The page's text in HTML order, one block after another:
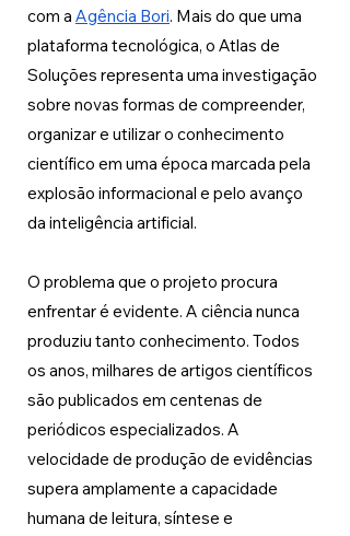
com a Agência Bori. Mais do que uma
plataforma tecnológica, o Atlas de
Soluções representa uma investigação
sobre novas formas de compreender,
organizar e utilizar o conhecimento
científico em uma época marcada pela
explosão informacional e pelo avanço
da inteligência artificial.
O problema que o projeto procura
enfrentar é evidente. A ciência nunca
produziu tanto conhecimento. Todos
os anos, milhares de artigos científicos
são publicados em centenas de
periódicos especializados. A
velocidade de produção de evidências
supera amplamente a capacidade
humana de leitura, síntese e